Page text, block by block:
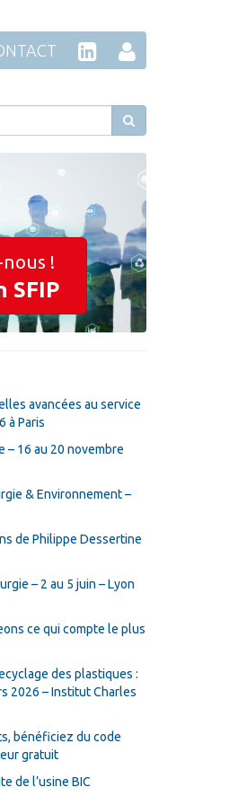
!
SFIP
avancées au service
à Paris
– 16 au 20 novembre
& Environnement –
de Philippe Dessertine
– 2 au 5 juin – Lyon
ce qui compte le plus
des plastiques :
2026 – Institut Charles
bénéficiez du code
gratuit
de l’usine BIC